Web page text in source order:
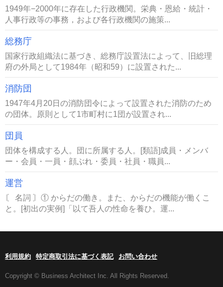
1949年−2000年に存在した行政機関。栄典・恩給・統計・
人事行政等の事務，および各行政機関の施策...
総務庁
国家行政組織法に基づき、総務庁設置法によって、旧総理
府の外局として1984年（昭和59）に設置された...
消防団
1947年4月20日の消防団令によって設置された消防のため
の団体。原則として1市町村に1団が設置され...
団員
団体を構成する人。団に所属する人。[類語]成員・メンバ
ー・会員・一員・顔ぶれ・委員・社員・職員...
運営
〘 名詞 〙① からだの働き。また、からだの機能が働くこ
と。[初出の実例]「以て吾人の性命を養ひ。運...
利用規約 特定商取引法に基づく表記 お問い合わせ
Copyright © Business Architect Inc. All Rights Reserved.